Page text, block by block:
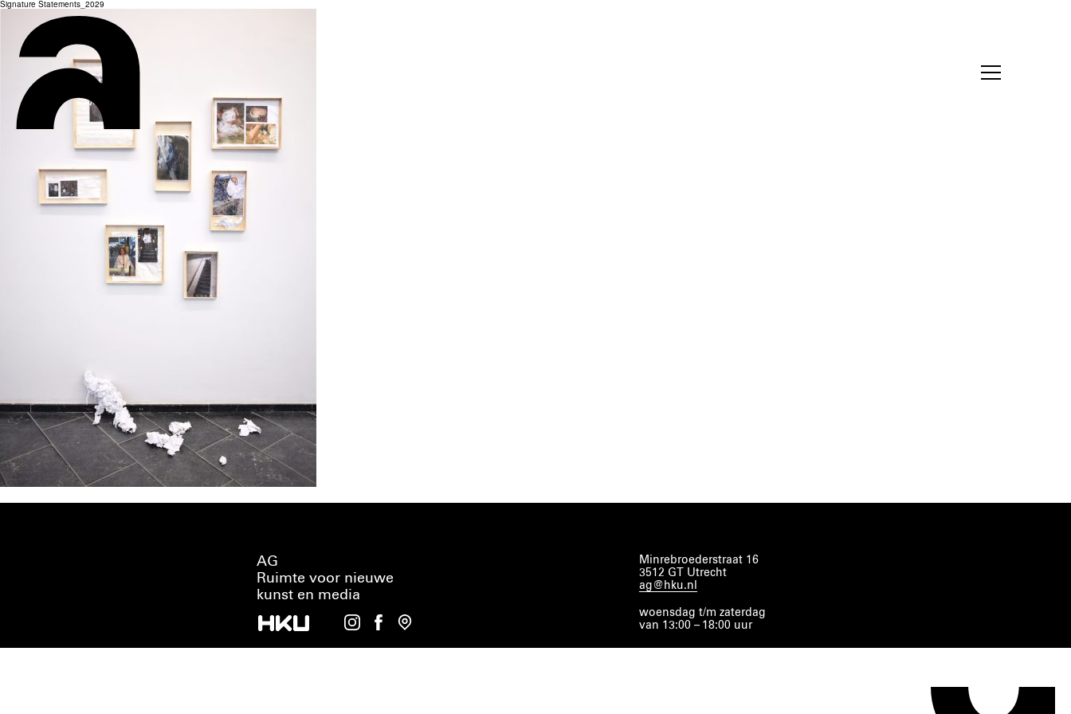
Signature Statements_2029
AG
Ruimte voor nieuwe
kunst en media
Minrebroederstraat 16
3512 GT Utrecht
ag@hku.nl
woensdag t/m zaterdag
van 13:00 – 18:00 uur